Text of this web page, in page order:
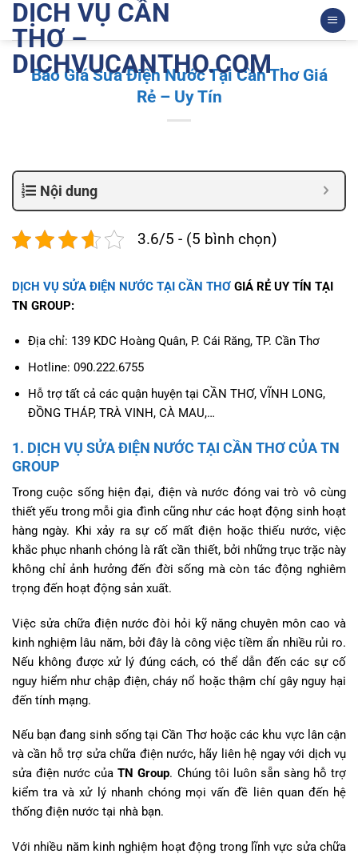
qua
dung
DỊCH VỤ CẦN
THƠ –
DICHVUCANTHO.COM
Báo Giá Sửa Điện Nước Tại Cần Thơ Giá
Rẻ – Uy Tín
Nội dung
3.6/5 - (5 bình chọn)
DỊCH VỤ SỬA ĐIỆN NƯỚC TẠI CẦN THƠ GIÁ RẺ UY TÍN TẠI
TN GROUP:
Địa chỉ: 139 KDC Hoàng Quân, P. Cái Răng, TP. Cần Thơ
Hotline: 090.222.6755
Hỗ trợ tất cả các quận huyện tại CẦN THƠ, VĨNH LONG,
ĐỒNG THÁP, TRÀ VINH, CÀ MAU,…
1. DỊCH VỤ SỬA ĐIỆN NƯỚC TẠI CẦN THƠ CỦA TN
GROUP
Trong cuộc sống hiện đại, điện và nước đóng vai trò vô cùng
thiết yếu trong mỗi gia đình cũng như các hoạt động sinh hoạt
hàng ngày. Khi xảy ra sự cố mất điện hoặc thiếu nước, việc
khắc phục nhanh chóng là rất cần thiết, bởi những trục trặc này
không chỉ ảnh hưởng đến đời sống mà còn tác động nghiêm
trọng đến hoạt động sản xuất.
Việc sửa chữa điện nước đòi hỏi kỹ năng chuyên môn cao và
kinh nghiệm lâu năm, bởi đây là công việc tiềm ẩn nhiều rủi ro.
Nếu không được xử lý đúng cách, có thể dẫn đến các sự cố
nguy hiểm như chập điện, cháy nổ hoặc thậm chí gây nguy hại
đến tính mạng.
Nếu bạn đang sinh sống tại Cần Thơ hoặc các khu vực lân cận
và cần hỗ trợ sửa chữa điện nước, hãy liên hệ ngay với dịch vụ
sửa điện nước củaTN Group. Chúng tôi luôn sẵn sàng hỗ trợ
kiểm tra và xử lý nhanh chóng mọi vấn đề liên quan đến hệ
thống điện nước tại nhà bạn.
Với nhiều năm kinh nghiệm hoạt động trong lĩnh vực sửa chữa